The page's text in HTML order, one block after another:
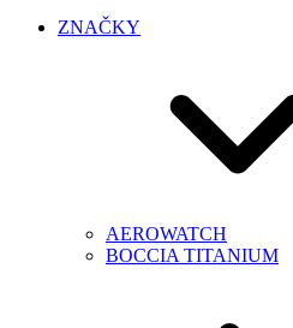
ZNAČKY
AEROWATCH
BOCCIA TITANIUM